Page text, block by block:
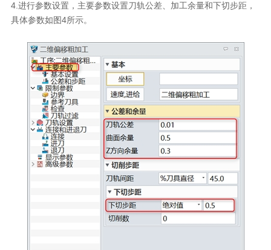
4.进行参数设置，主要参数设置刀轨公差、加工余量和下切步距，
具体参数如图4所示。